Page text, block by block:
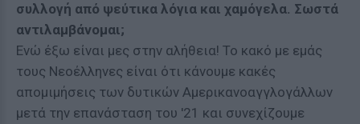
συλλογή από ψεύτικα λόγια και χαμόγελα. Σωστά
αντιλαμβάνομαι;
Ενώ έξω είναι μες στην αλήθεια! Το κακό με εμάς
τους Νεοέλληνες είναι ότι κάνουμε κακές
απομιμήσεις των δυτικών Αμερικανοαγγλογάλλων
μετά την επανάσταση του '21 και συνεχίζουμε